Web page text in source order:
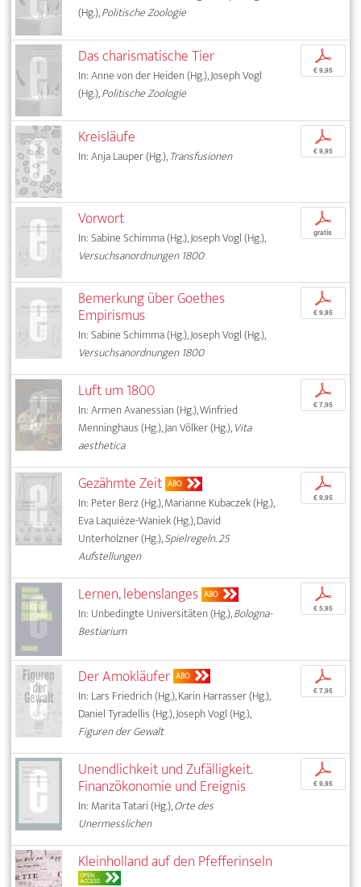
(Hg.),Politische Zoologie
Das charismatische Tier
In: Anne von der Heiden (Hg.), Joseph Vogl
(Hg.),Politische Zoologie
p
€ 9,95
Kreisläufe
In: Anja Lauper (Hg.),Transfusionen
p
€ 9,95
Vorwort
In: Sabine Schimma (Hg.), Joseph Vogl (Hg.),
Versuchsanordnungen 1800
p
gratis
Bemerkung über Goethes
Empirismus
In: Sabine Schimma (Hg.), Joseph Vogl (Hg.),
Versuchsanordnungen 1800
p
€ 9,95
Luft um 1800
In: Armen Avanessian (Hg.), Winfried
Menninghaus (Hg.), Jan Völker (Hg.),Vita
aesthetica
p
€ 7,95
Gezähmte Zeit ABO
In: Peter Berz (Hg.), Marianne Kubaczek (Hg.),
Eva Laquièze-Waniek (Hg.), David
Unterholzner (Hg.),Spielregeln. 25
Aufstellungen
p
€ 9,95
Lernen, lebenslanges ABO
In: Unbedingte Universitäten (Hg.),Bologna-
Bestiarium
p
€ 5,95
Der Amokläufer ABO
In: Lars Friedrich (Hg.), Karin Harrasser (Hg.),
Daniel Tyradellis (Hg.), Joseph Vogl (Hg.),
Figuren der Gewalt
p
€ 7,95
Unendlichkeit und Zufälligkeit.
Finanzökonomie und Ereignis
In: Marita Tatari (Hg.),Orte des
Unermesslichen
p
€ 9,95
Kleinholland auf den Pfefferinseln
OPEN
ACCESS